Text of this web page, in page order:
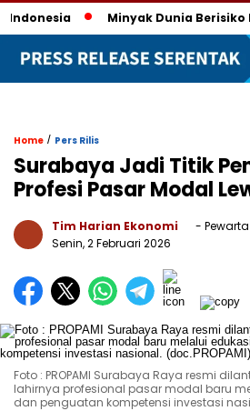
Minyak Dunia Berisiko
Home / Pers Rilis
Surabaya Jadi Titik
Profesi Pasar Modal
Tim Harian Ekonomi
- Pewarta
Senin, 2 Februari 2026
Foto : PROPAMI Surabaya Raya resmi
lahirnya profesional pasar modal baru
dan penguatan kompetensi investasi